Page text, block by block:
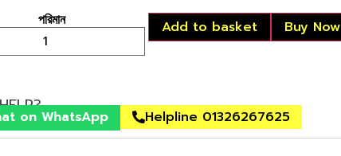
Add to basket Buy Now
on WhatsApp Helpline 01326267625